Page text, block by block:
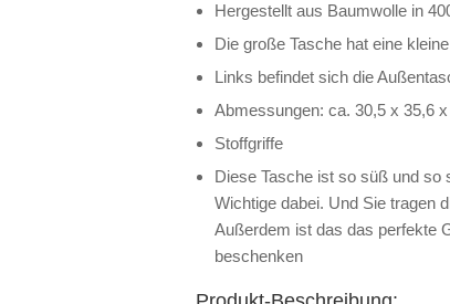
Hergestellt aus Baumwolle in
Die große Tasche hat eine
Links befindet sich die
Abmessungen: ca. 30,5 x 35,6
Stoffgriffe
Diese Tasche ist so süß und so
Wichtige dabei. Und Sie tragen
Außerdem ist das das perfekte
beschenken